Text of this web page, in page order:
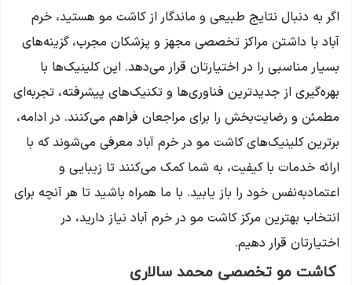
اگر به دنبال نتایج طبیعی و ماندگار از کاشت مو هستید، خرم
آباد با داشتن مراکز تخصصی مجهز و پزشکان مجرب، گزینه‌های
بسیار مناسبی را در اختیارتان قرار می‌دهد. این کلینیک‌ها با
بهره‌گیری از جدیدترین فناوری‌ها و تکنیک‌های پیشرفته، تجربه‌ای
مطمئن و رضایت‌بخش را برای مراجعان فراهم می‌کنند. در ادامه،
برترین کلینیک‌های کاشت مو در خرم آباد معرفی می‌شوند که با
ارائه خدمات با کیفیت، به شما کمک می‌کنند تا زیبایی و
اعتمادبه‌نفس خود را باز یابید. با ما همراه باشید تا هر آنچه برای
انتخاب بهترین مرکز کاشت مو در خرم آباد نیاز دارید، در
اختیارتان قرار دهیم.
کاشت مو تخصصی محمد سالاری